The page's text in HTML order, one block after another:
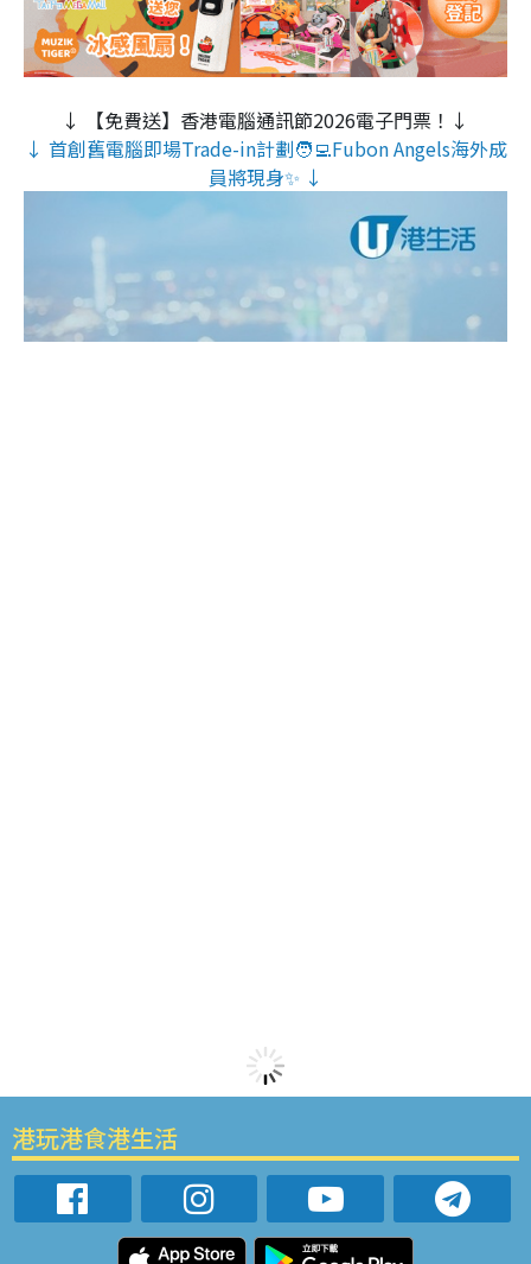
↓ 【免費送】香港電腦通訊節2026電子門票！↓
↓ 首創舊電腦即場Trade-in計劃🧑‍💻Fubon Angels海外成
員將現身✨ ↓
港玩港食港生活